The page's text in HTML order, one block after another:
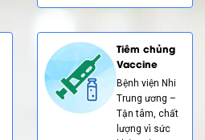
Tiêm chủng
Vaccine
Bệnh viện Nhi
Trung ương –
Tận tâm, chất
lượng vì sức